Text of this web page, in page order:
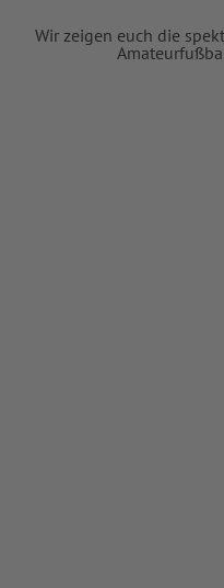
Wir zeigen euch die